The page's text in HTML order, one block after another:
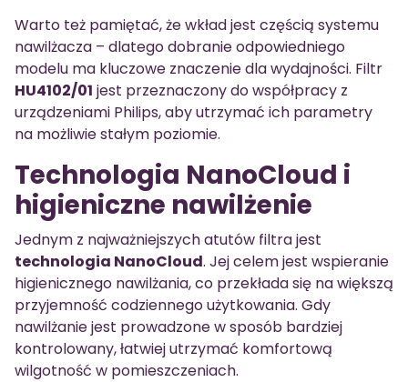
Warto też pamiętać, że wkład jest częścią systemu
nawilżacza – dlatego dobranie odpowiedniego
modelu ma kluczowe znaczenie dla wydajności. Filtr
HU4102/01 jest przeznaczony do współpracy z
urządzeniami Philips, aby utrzymać ich parametry
na możliwie stałym poziomie.
Technologia NanoCloud i
higieniczne nawilżenie
Jednym z najważniejszych atutów filtra jest
technologia NanoCloud. Jej celem jest wspieranie
higienicznego nawilżania, co przekłada się na większą
przyjemność codziennego użytkowania. Gdy
nawilżanie jest prowadzone w sposób bardziej
kontrolowany, łatwiej utrzymać komfortową
wilgotność w pomieszczeniach.